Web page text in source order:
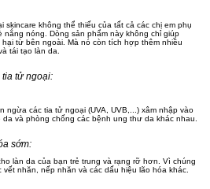
skincare không thể thiếu của tất cả các chị em phụ
nóng. Dòng sản phẩm này không chỉ giúp
từ bên ngoài. Mà nó còn tích hợp thêm nhiều
tái tạo làn da.
tia tử ngoại:
ngừa các tia tử ngoại (UVA, UVB,...) xâm nhập vào
và phòng chống các bệnh ung thư da khác nhau.
sớm:
làn da của bạn trẻ trung và rạng rỡ hơn. Vì chúng
nhăn, nếp nhăn và các dấu hiệu lão hóa khác.